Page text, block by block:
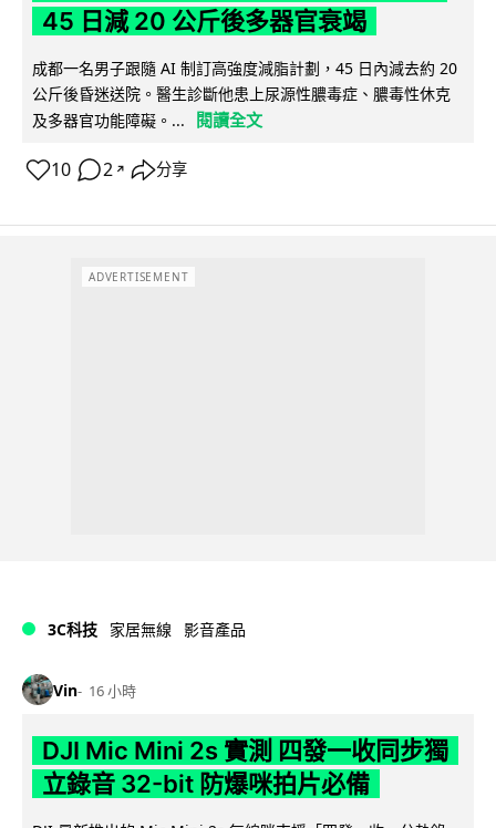
45 日減 20 公斤後多器官衰竭
成都一名男子跟隨 AI 制訂高強度減脂計劃，45 日內減去約 20
公斤後昏迷送院。醫生診斷他患上尿源性膿毒症、膿毒性休克
及多器官功能障礙。...
閱讀全文
10 2 ↗ 分享
ADVERTISEMENT
3C科技 家居無線 影音產品
Vin 16 小時
DJI Mic Mini 2s 實測 四發一收同步獨
立錄音 32-bit 防爆咪拍片必備